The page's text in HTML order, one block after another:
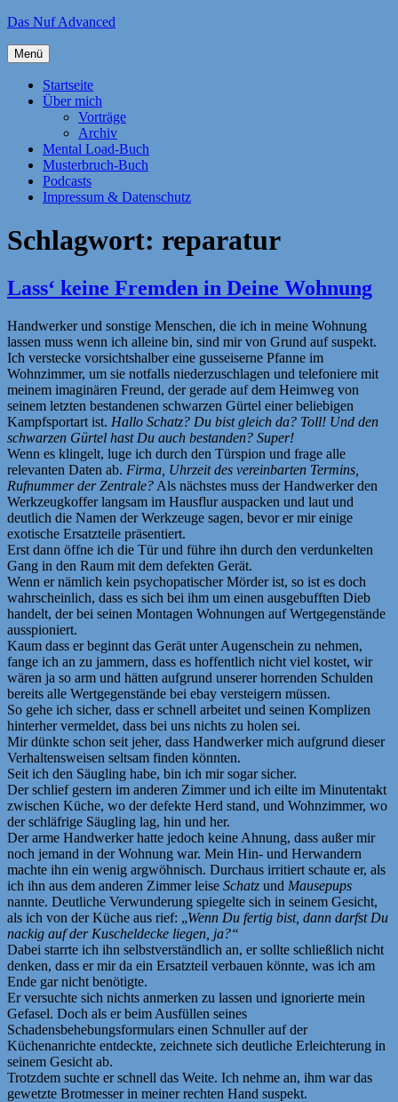
Zum
springen
Das Nuf Advanced
Menü
Startseite
Über mich
Vorträge
Archiv
Mental Load-Buch
Musterbruch-Buch
Podcasts
Impressum & Datenschutz
Schlagwort: reparatur
Lass‘ keine Fremden in Deine Wohnung
Handwerker und sonstige Menschen, die ich in meine Wohnung
lassen muss wenn ich alleine bin, sind mir von Grund auf suspekt.
Ich verstecke vorsichtshalber eine gusseiserne Pfanne im
Wohnzimmer, um sie notfalls niederzuschlagen und telefoniere mit
meinem imaginären Freund, der gerade auf dem Heimweg von
seinem letzten bestandenen schwarzen Gürtel einer beliebigen
Kampfsportart ist. Hallo Schatz? Du bist gleich da? Toll! Und den
schwarzen Gürtel hast Du auch bestanden? Super!
Wenn es klingelt, luge ich durch den Türspion und frage alle
relevanten Daten ab. Firma, Uhrzeit des vereinbarten Termins,
Rufnummer der Zentrale? Als nächstes muss der Handwerker den
Werkzeugkoffer langsam im Hausflur auspacken und laut und
deutlich die Namen der Werkzeuge sagen, bevor er mir einige
exotische Ersatzteile präsentiert.
Erst dann öffne ich die Tür und führe ihn durch den verdunkelten
Gang in den Raum mit dem defekten Gerät.
Wenn er nämlich kein psychopatischer Mörder ist, so ist es doch
wahrscheinlich, dass es sich bei ihm um einen ausgebufften Dieb
handelt, der bei seinen Montagen Wohnungen auf Wertgegenstände
ausspioniert.
Kaum dass er beginnt das Gerät unter Augenschein zu nehmen,
fange ich an zu jammern, dass es hoffentlich nicht viel kostet, wir
wären ja so arm und hätten aufgrund unserer horrenden Schulden
bereits alle Wertgegenstände bei ebay versteigern müssen.
So gehe ich sicher, dass er schnell arbeitet und seinen Komplizen
hinterher vermeldet, dass bei uns nichts zu holen sei.
Mir dünkte schon seit jeher, dass Handwerker mich aufgrund dieser
Verhaltensweisen seltsam finden könnten.
Seit ich den Säugling habe, bin ich mir sogar sicher.
Der schlief gestern im anderen Zimmer und ich eilte im Minutentakt
zwischen Küche, wo der defekte Herd stand, und Wohnzimmer, wo
der schläfrige Säugling lag, hin und her.
Der arme Handwerker hatte jedoch keine Ahnung, dass außer mir
noch jemand in der Wohnung war. Mein Hin- und Herwandern
machte ihn ein wenig argwöhnisch. Durchaus irritiert schaute er, als
ich ihn aus dem anderen Zimmer leise Schatz und Mausepups
nannte. Deutliche Verwunderung spiegelte sich in seinem Gesicht,
als ich von der Küche aus rief: „Wenn Du fertig bist, dann darfst Du
nackig auf der Kuscheldecke liegen, ja?“
Dabei starrte ich ihn selbstverständlich an, er sollte schließlich nicht
denken, dass er mir da ein Ersatzteil verbauen könnte, was ich am
Ende gar nicht benötigte.
Er versuchte sich nichts anmerken zu lassen und ignorierte mein
Gefasel. Doch als er beim Ausfüllen seines
Schadensbehebungsformulars einen Schnuller auf der
Küchenanrichte entdeckte, zeichnete sich deutliche Erleichterung in
seinem Gesicht ab.
Trotzdem suchte er schnell das Weite. Ich nehme an, ihm war das
gewetzte Brotmesser in meiner rechten Hand suspekt.